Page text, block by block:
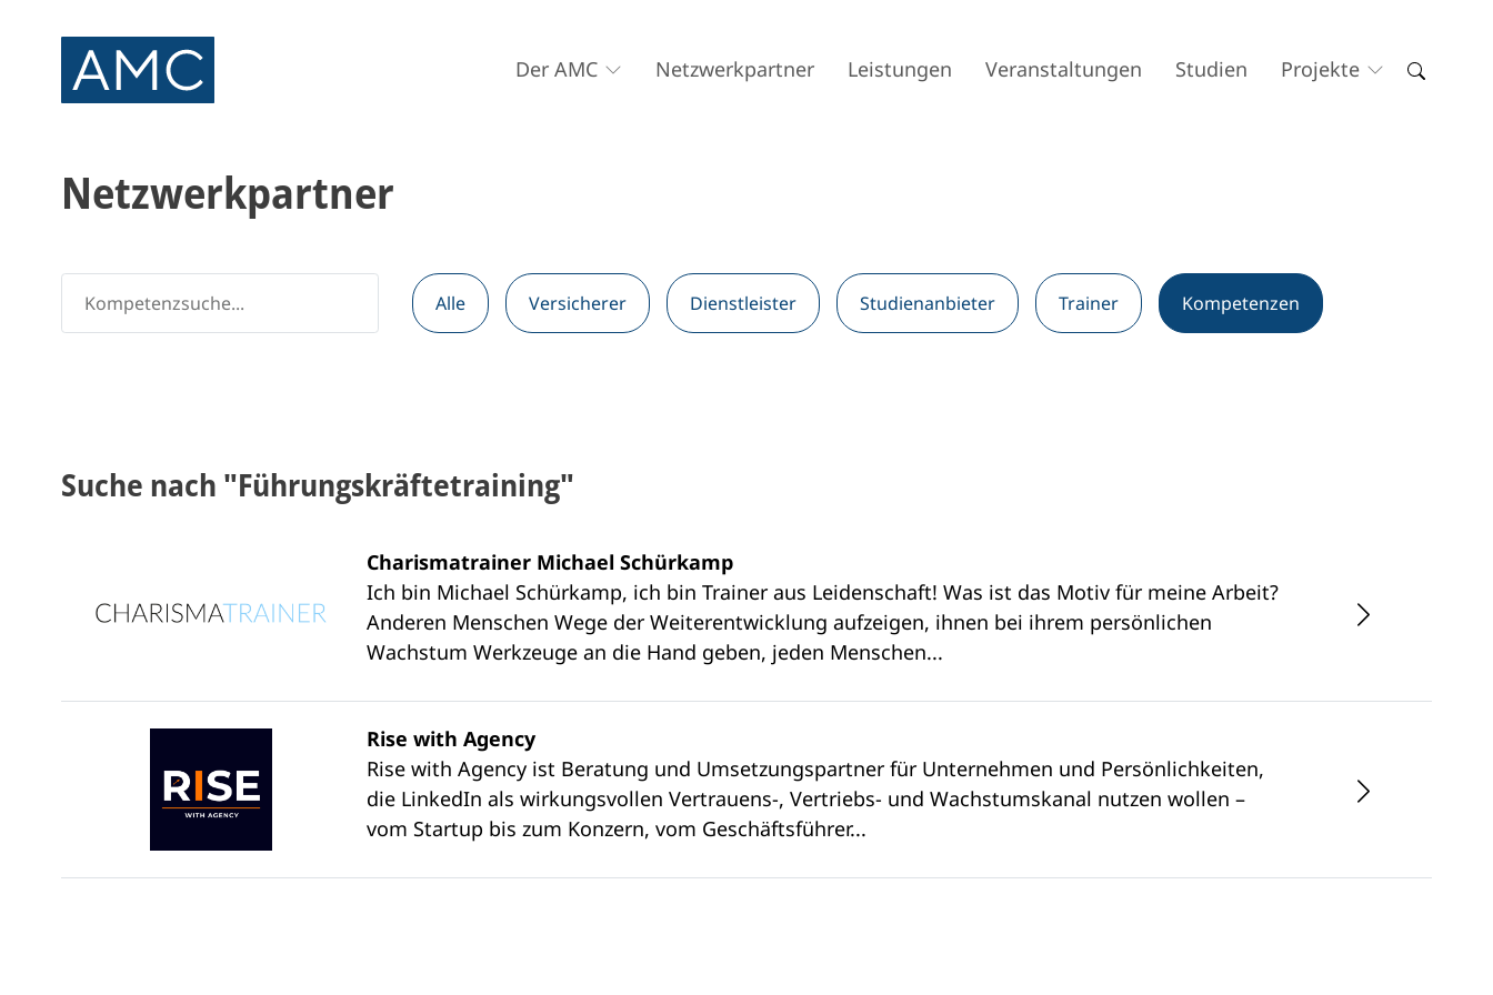
Der AMC Netzwerkpartner Leistungen Veranstaltungen Studien Projekte
Netzwerkpartner
Alle Versicherer Dienstleister Studienanbieter Trainer Kompetenzen
Suche nach "Führungskräftetraining"
Charismatrainer Michael Schürkamp
Ich bin Michael Schürkamp, ich bin Trainer aus Leidenschaft! Was ist das Motiv für meine Arbeit?
Anderen Menschen Wege der Weiterentwicklung aufzeigen, ihnen bei ihrem persönlichen
Wachstum Werkzeuge an die Hand geben, jeden Menschen...
Rise with Agency
Rise with Agency ist Beratung und Umsetzungspartner für Unternehmen und Persönlichkeiten,
die LinkedIn als wirkungsvollen Vertrauens-, Vertriebs- und Wachstumskanal nutzen wollen –
vom Startup bis zum Konzern, vom Geschäftsführer...